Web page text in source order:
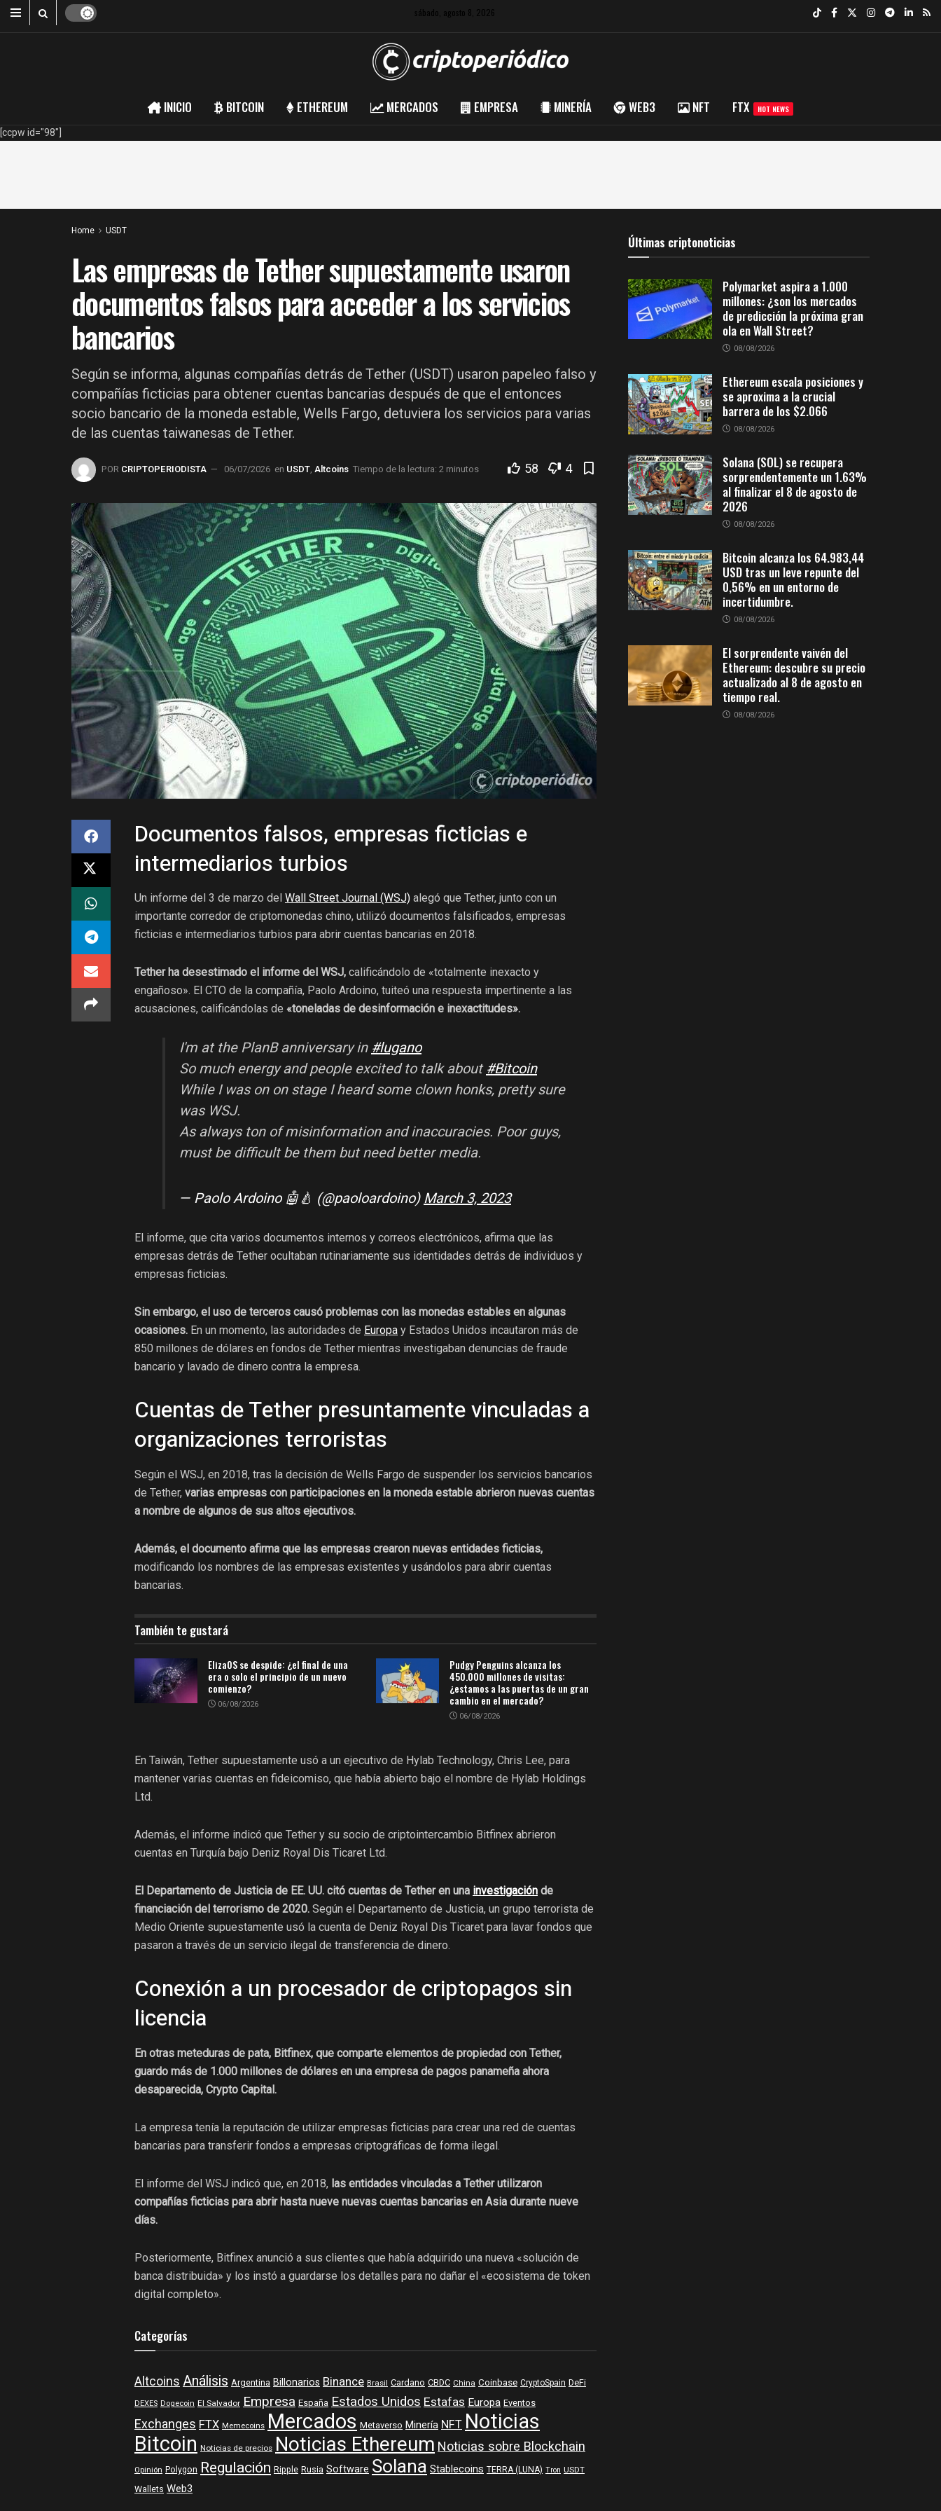
sábado, agosto 8, 2026
INICIO BITCOIN ETHEREUM MERCADOS EMPRESA MINERÍA WEB3 NFT FTX HOT NEWS
[ccpw id="98"]
Home USDT
Las empresas de Tether supuestamente usaron
documentos falsos para acceder a los servicios
bancarios
Según se informa, algunas compañías detrás de Tether (USDT) usaron papeleo falso y
compañías ficticias para obtener cuentas bancarias después de que el entonces
socio bancario de la moneda estable, Wells Fargo, detuviera los servicios para varias
de las cuentas taiwanesas de Tether.
POR CRIPTOPERIODISTA 06/07/2026 en USDT, Altcoins Tiempo de la lectura: 2 minutos 58 4
Documentos falsos, empresas ficticias e
intermediarios turbios
Un informe del 3 de marzo del Wall Street Journal (WSJ) alegó que Tether, junto con un
importante corredor de criptomonedas chino, utilizó documentos falsificados, empresas
ficticias e intermediarios turbios para abrir cuentas bancarias en 2018.
Tether ha desestimado el informe del WSJ, calificándolo de «totalmente inexacto y
engañoso». El CTO de la compañía, Paolo Ardoino, tuiteó una respuesta impertinente a las
acusaciones, calificándolas de «toneladas de desinformación e inexactitudes».
I'm at the PlanB anniversary in#lugano
So much energy and people excited to talk about#Bitcoin
While I was on on stage I heard some clown honks, pretty sure
was WSJ.
As always ton of misinformation and inaccuracies. Poor guys,
must be difficult be them but need better media.
— Paolo Ardoino 🤖🍐 (@paoloardoino)March 3, 2023
El informe, que cita varios documentos internos y correos electrónicos, afirma que las
empresas detrás de Tether ocultaban rutinariamente sus identidades detrás de individuos y
empresas ficticias.
Sin embargo, el uso de terceros causó problemas con las monedas estables en algunas
ocasiones. En un momento, las autoridades de Europa y Estados Unidos incautaron más de
850 millones de dólares en fondos de Tether mientras investigaban denuncias de fraude
bancario y lavado de dinero contra la empresa.
Cuentas de Tether presuntamente vinculadas a
organizaciones terroristas
Según el WSJ, en 2018, tras la decisión de Wells Fargo de suspender los servicios bancarios
de Tether, varias empresas con participaciones en la moneda estable abrieron nuevas cuentas
a nombre de algunos de sus altos ejecutivos.
Además, el documento afirma que las empresas crearon nuevas entidades ficticias,
modificando los nombres de las empresas existentes y usándolos para abrir cuentas
bancarias.
También te gustará
ElizaOS se despide: ¿el final de una
era o solo el principio de un nuevo
comienzo?
06/08/2026
Pudgy Penguins alcanza los
450.000 millones de visitas:
¿estamos a las puertas de un gran
cambio en el mercado?
06/08/2026
En Taiwán, Tether supuestamente usó a un ejecutivo de Hylab Technology, Chris Lee, para
mantener varias cuentas en fideicomiso, que había abierto bajo el nombre de Hylab Holdings
Ltd.
Además, el informe indicó que Tether y su socio de criptointercambio Bitfinex abrieron
cuentas en Turquía bajo Deniz Royal Dis Ticaret Ltd.
El Departamento de Justicia de EE. UU. citó cuentas de Tether en una investigación de
financiación del terrorismo de 2020. Según el Departamento de Justicia, un grupo terrorista de
Medio Oriente supuestamente usó la cuenta de Deniz Royal Dis Ticaret para lavar fondos que
pasaron a través de un servicio ilegal de transferencia de dinero.
Conexión a un procesador de criptopagos sin
licencia
En otras meteduras de pata, Bitfinex, que comparte elementos de propiedad con Tether,
guardo más de 1.000 millones de dólares en una empresa de pagos panameña ahora
desaparecida, Crypto Capital.
La empresa tenía la reputación de utilizar empresas ficticias para crear una red de cuentas
bancarias para transferir fondos a empresas criptográficas de forma ilegal.
El informe del WSJ indicó que, en 2018, las entidades vinculadas a Tether utilizaron
compañías ficticias para abrir hasta nueve nuevas cuentas bancarias en Asia durante nueve
días.
Posteriormente, Bitfinex anunció a sus clientes que había adquirido una nueva «solución de
banca distribuida» y los instó a guardarse los detalles para no dañar el «ecosistema de token
digital completo».
Categorías
Altcoins Análisis Argentina Billonarios Binance Brasil Cardano CBDC China Coinbase CryptoSpain DeFi
DEXES Dogecoin El Salvador Empresa España Estados Unidos Estafas Europa Eventos
Exchanges FTX Memecoins Mercados Metaverso Minería NFTNoticias
Bitcoin Noticias de precios Noticias EthereumNoticias sobre Blockchain
Opinión Polygon Regulación Ripple Rusia Software Solana Stablecoins TERRA (LUNA) Tron USDT
Wallets Web3
Últimas criptonoticias
Polymarket aspira a 1.000
millones: ¿son los mercados
de predicción la próxima gran
ola en Wall Street?
08/08/2026
Ethereum escala posiciones y
se aproxima a la crucial
barrera de los $2.066
08/08/2026
Solana (SOL) se recupera
sorprendentemente un 1.63%
al finalizar el 8 de agosto de
2026
08/08/2026
Bitcoin alcanza los 64.983,44
USD tras un leve repunte del
0,56% en un entorno de
incertidumbre.
08/08/2026
El sorprendente vaivén del
Ethereum: descubre su precio
actualizado al 8 de agosto en
tiempo real.
08/08/2026